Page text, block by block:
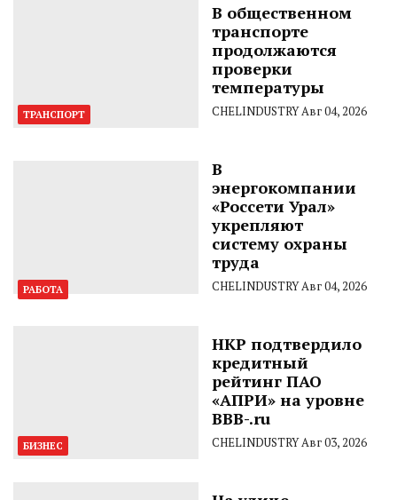
ТРАНСПОРТ
В общественном
транспорте
продолжаются
проверки
температуры
CHELINDUSTRYАвг 04, 2026
РАБОТА
В
энергокомпании
«Россети Урал»
укрепляют
систему охраны
труда
CHELINDUSTRYАвг 04, 2026
БИЗНЕС
НКР подтвердило
кредитный
рейтинг ПАО
«АПРИ» на уровне
BBB-.ru
CHELINDUSTRYАвг 03, 2026